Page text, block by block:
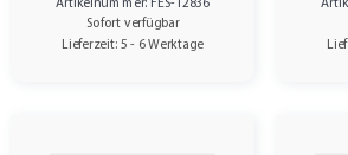
Artikelnummer: FES-12836
Sofort verfügbar
Lieferzeit: 5 - 6 Werktage